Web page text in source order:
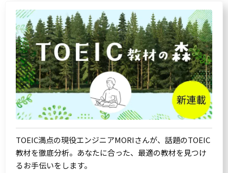
TOEIC満点の現役エンジニアMORIさんが、話題のTOEIC
教材を徹底分析。あなたに合った、最適の教材を見つけ
るお手伝いをします。